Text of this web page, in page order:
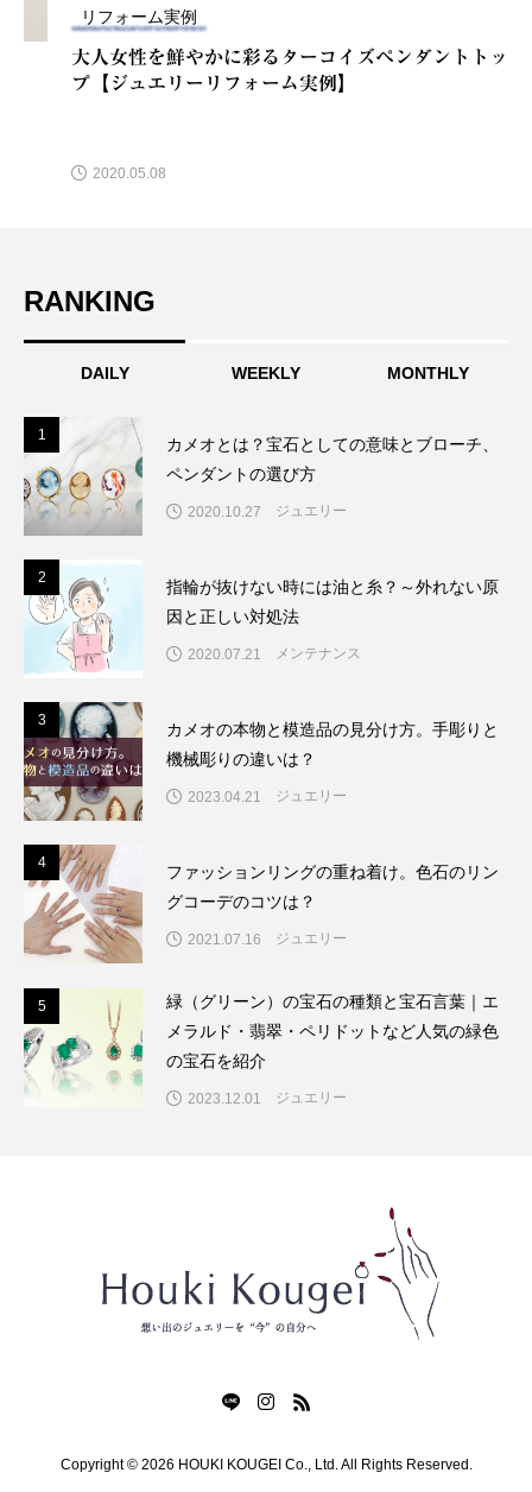
リフォーム実例
大人女性を鮮やかに彩るターコイズペンダントトッ
プ【ジュエリーリフォーム実例】
2020.05.08
RANKING
DAILY WEEKLY MONTHLY
1
カメオとは？宝石としての意味とブローチ、
ペンダントの選び方
2020.10.27 ジュエリー
2
指輪が抜けない時には油と糸？～外れない原
因と正しい対処法
2020.07.21 メンテナンス
3
カメオの本物と模造品の見分け方。手彫りと
機械彫りの違いは？
2023.04.21 ジュエリー
4
ファッションリングの重ね着け。色石のリン
グコーデのコツは？
2021.07.16 ジュエリー
5
緑（グリーン）の宝石の種類と宝石言葉｜エ
メラルド・翡翠・ペリドットなど人気の緑色
の宝石を紹介
2023.12.01 ジュエリー
Copyright © 2026 HOUKI KOUGEI Co., Ltd. All Rights Reserved.